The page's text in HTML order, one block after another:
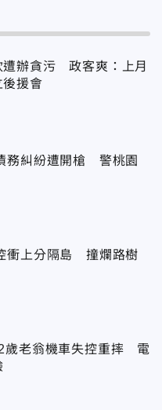
遭辦貪污 政客爽：上月
後援會
務糾紛遭開槍 警桃園
衝上分隔島 撞爛路樹
歲老翁機車失控重摔 電